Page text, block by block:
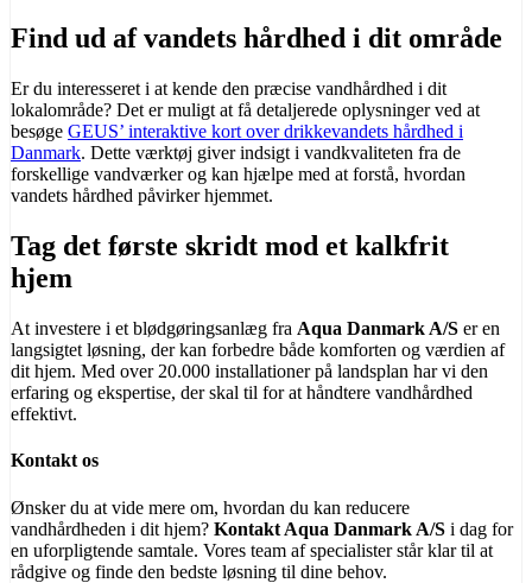
Find ud af vandets hårdhed i dit område
Er du interesseret i at kende den præcise vandhårdhed i dit
lokalområde? Det er muligt at få detaljerede oplysninger ved at
besøge GEUS’ interaktive kort over drikkevandets hårdhed i
Danmark. Dette værktøj giver indsigt i vandkvaliteten fra de
forskellige vandværker og kan hjælpe med at forstå, hvordan
vandets hårdhed påvirker hjemmet.
Tag det første skridt mod et kalkfrit
hjem
At investere i et blødgøringsanlæg fra Aqua Danmark A/S er en
langsigtet løsning, der kan forbedre både komforten og værdien af
dit hjem. Med over 20.000 installationer på landsplan har vi den
erfaring og ekspertise, der skal til for at håndtere vandhårdhed
effektivt.
Kontakt os
Ønsker du at vide mere om, hvordan du kan reducere
vandhårdheden i dit hjem? Kontakt Aqua Danmark A/S i dag for
en uforpligtende samtale. Vores team af specialister står klar til at
rådgive og finde den bedste løsning til dine behov.